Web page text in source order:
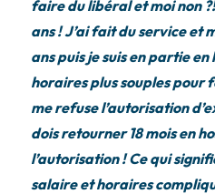
faire du libéral et moi non
ans ! J’ai fait du service et
ans puis je suis en partie
horaires plus souples pour
me refuse l’autorisation
dois retourner 18 mois en
l’autorisation ! Ce qui
salaire et horaires